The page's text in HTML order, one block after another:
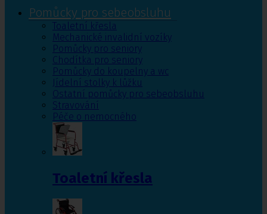
Pomůcky pro sebeobsluhu
Toaletní křesla
Mechanické invalidní vozíky
Pomůcky pro seniory
Chodítka pro seniory
Pomůcky do koupelny a wc
Jídelní stolky k lůžku
Ostatní pomůcky pro sebeobsluhu
Stravování
Péče o nemocného
Toaletní křesla